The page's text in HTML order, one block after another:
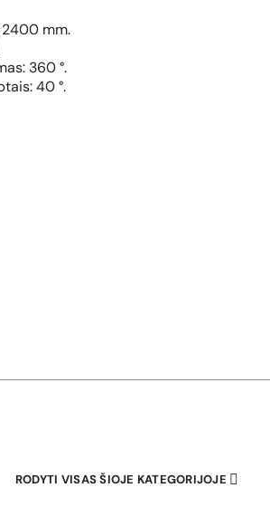
mm.
360 °.
40 °.
RODYTI VISAS ŠIOJE KATEGORIJOJE